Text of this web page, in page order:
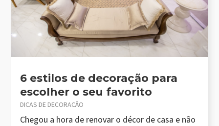
6 estilos de decoração para
escolher o seu favorito
DICAS DE DECORAÇÃO
Chegou a hora de renovar o décor de casa e não